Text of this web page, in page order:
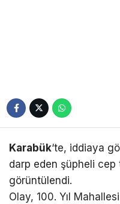
Karabük‘te, iddiaya
darp eden şüpheli cep
görüntülendi.
Olay, 100. Yıl